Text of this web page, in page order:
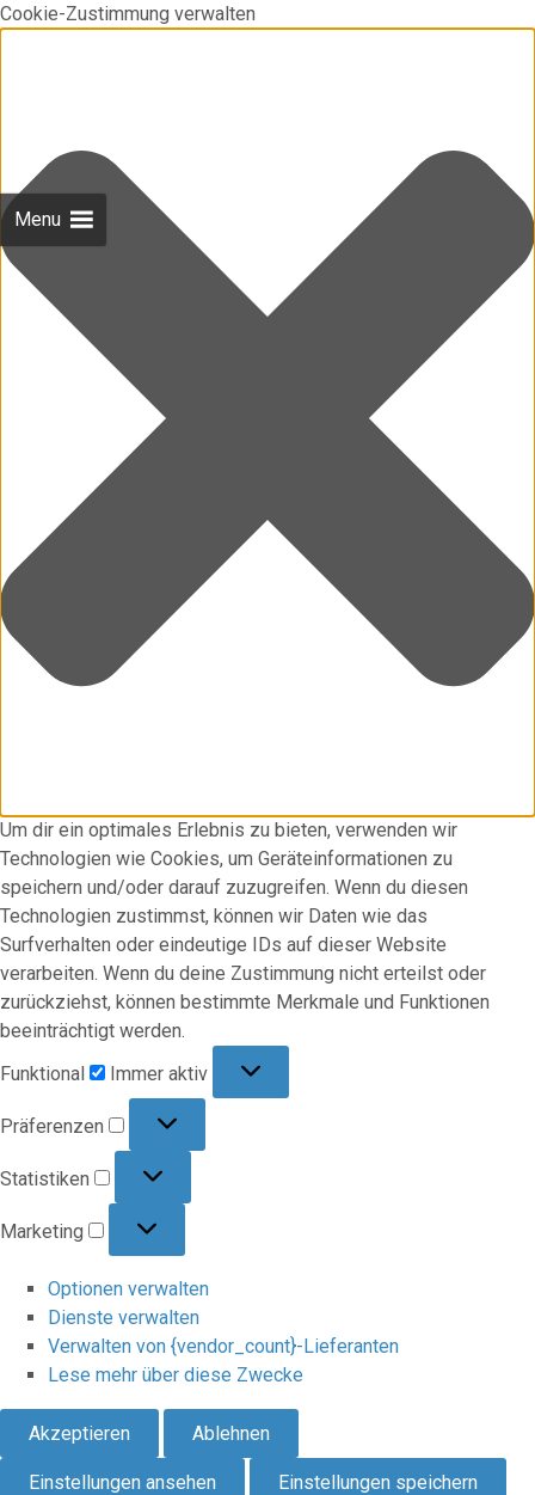
Cookie-Zustimmung verwalten
Um dir ein optimales Erlebnis zu bieten, verwenden wir
Technologien wie Cookies, um Geräteinformationen zu
speichern und/oder darauf zuzugreifen. Wenn du diesen
Technologien zustimmst, können wir Daten wie das
Surfverhalten oder eindeutige IDs auf dieser Website
verarbeiten. Wenn du deine Zustimmung nicht erteilst oder
zurückziehst, können bestimmte Merkmale und Funktionen
beeinträchtigt werden.
Funktional
Immer aktiv
Präferenzen
Statistiken
Marketing
Optionen verwalten
Dienste verwalten
Verwalten von {vendor_count}-Lieferanten
Lese mehr über diese Zwecke
Akzeptieren Ablehnen
Einstellungen ansehen
Einstellungen speichern
Menu